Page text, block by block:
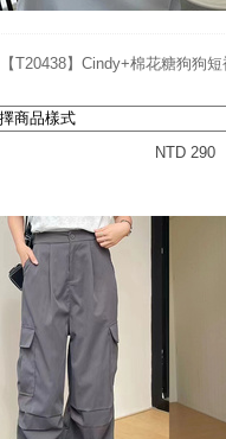
【T20438】Cindy+棉花糖狗狗
NTD 290